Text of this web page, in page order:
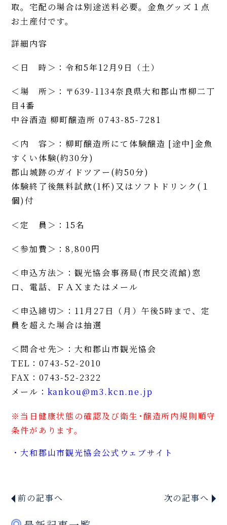
取。宅配の場合は別途送料必要。金魚グッズ１点
お土産付です。
詳細内容
＜日 時＞：令和5年12月9日（土）
＜場 所＞：〒639-1134奈良県大和郡山市柳二丁
目4番
中谷酒造 柳町醸造所 0743-85-7281
＜内 容＞：柳町醸造所にて体験醸造 [途中]金魚
すくい体験(約30分)
郡山城跡のガイドツアー(約50分)
体験終了後無料試飲(1杯)又はソフトドリンク(１
個)付
＜定 員＞：15名
＜参加費＞：8,800円
＜申込方法＞：観光協会事務局(市民交流館)窓
口、電話、ＦＡＸまたはメール
＜申込締切＞：11月27日（月）午後5時まで、定
員を超えた場合は抽選
＜問合せ先＞：大和郡山市観光協会
TEL：0743-52-2010
FAX：0743-52-2322
メール： kankou@m3.kcn.ne.jp
※当日健康状態の確認及び衛生･醸造所内規則順守
条件があります。
・大和郡山市観光協会公式ウェブサイト
前の記事へ 次の記事へ